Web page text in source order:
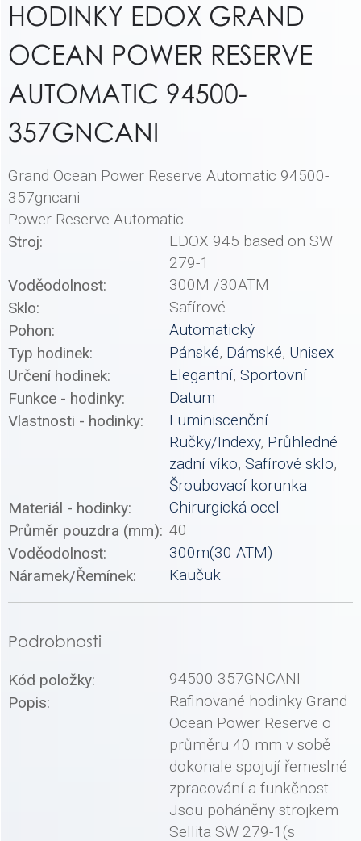
HODINKY EDOX GRAND
OCEAN POWER RESERVE
AUTOMATIC 94500-
357GNCANI
Grand Ocean Power Reserve Automatic 94500-
357gncani
Power Reserve Automatic
Stroj:
EDOX 945 based on SW
279-1
Voděodolnost:
300M /30ATM
Sklo:
Safírové
Pohon:
Automatický
Typ hodinek:
Pánské, Dámské, Unisex
Určení hodinek:
Elegantní, Sportovní
Funkce - hodinky:
Datum
Vlastnosti - hodinky:
Luminiscenční
Ručky/Indexy, Průhledné
zadní víko, Safírové sklo,
Šroubovací korunka
Materiál - hodinky:
Chirurgická ocel
Průměr pouzdra (mm): 40
Voděodolnost:
300m(30 ATM)
Náramek/Řemínek:
Kaučuk
Podrobnosti
Kód položky:
94500 357GNCANI
Popis:
Rafinované hodinky Grand
Ocean Power Reserve o
průměru 40 mm v sobě
dokonale spojují řemeslné
zpracování a funkčnost.
Jsou poháněny strojkem
Sellita SW 279-1(s